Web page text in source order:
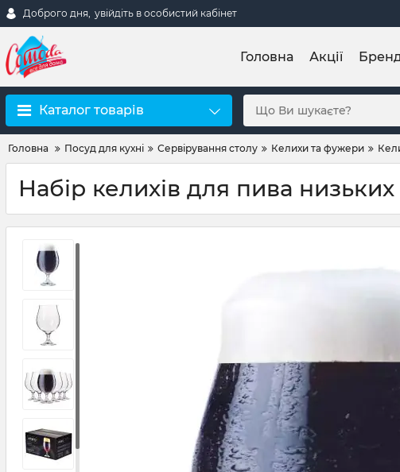
Доброго дня, увійдіть в особистий кабінет
Головна Акції
Каталог товарів
Головна Посуд для кухні Сервірування столу Келихи та фужери
Набір келихів для пива